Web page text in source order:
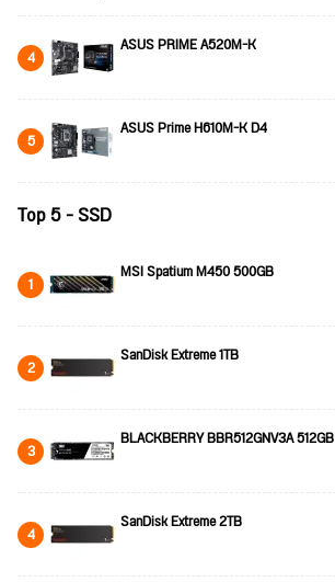
4 ASUS PRIME A520M-K
5 ASUS Prime H610M-K D4
Top 5 - SSD
1 MSI Spatium M450 500GB
2 SanDisk Extreme 1TB
3 BLACKBERRY BBR512GNV3A 512GB
4 SanDisk Extreme 2TB